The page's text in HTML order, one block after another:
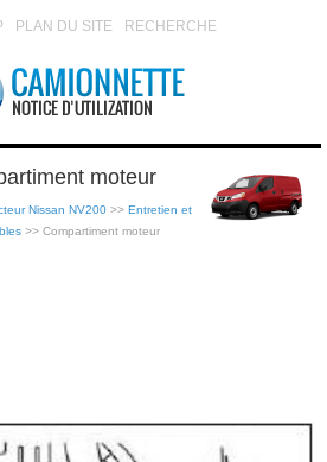
PLAN DU SITE RECHERCHE
moteur
Nissan NV200 >> Entretien et
>> Compartiment moteur